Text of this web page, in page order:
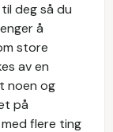
deg så du
å
store
av en
noen og
på
flere ting